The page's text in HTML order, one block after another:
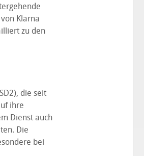
Klarna
zu den
die seit
ihre
Dienst auch
Die
bei